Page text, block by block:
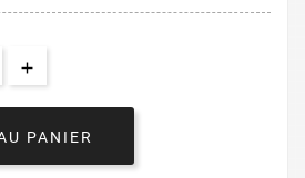
PANIER